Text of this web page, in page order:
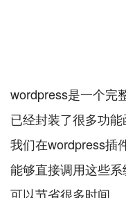
wordpress是一个完
已经封装了很多功能
我们在wordpress插
能够直接调用这些系
可以节省很多时间。